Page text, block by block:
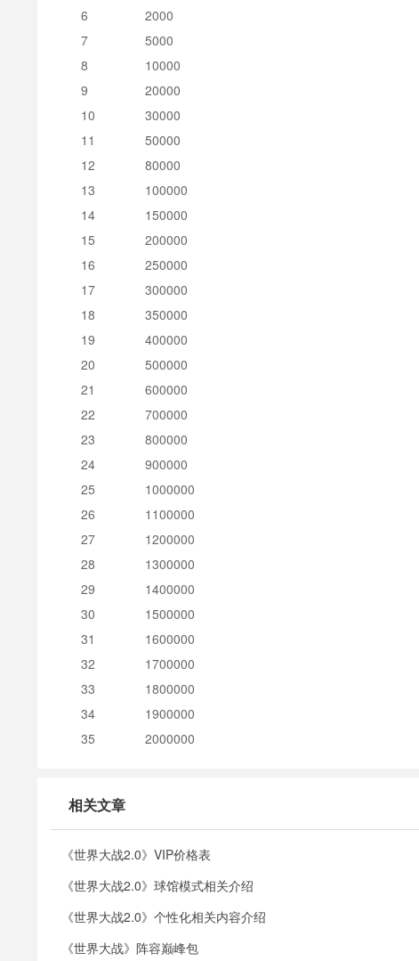
6
2000
7
5000
8
10000
9
20000
10
30000
11
50000
12
80000
13
100000
14
150000
15
200000
16
250000
17
300000
18
350000
19
400000
20
500000
21
600000
22
700000
23
800000
24
900000
25
1000000
26
1100000
27
1200000
28
1300000
29
1400000
30
1500000
31
1600000
32
1700000
33
1800000
34
1900000
35
2000000
相关文章
《世界大战2.0》VIP价格表
《世界大战2.0》球馆模式相关介绍
《世界大战2.0》个性化相关内容介绍
《世界大战》阵容巅峰包